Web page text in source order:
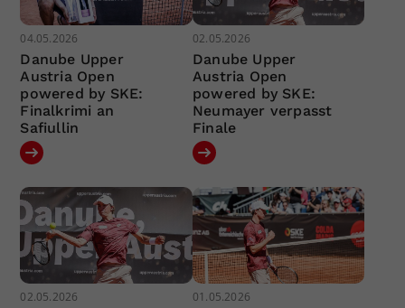
04.05.2026
Danube Upper
Austria Open
powered by SKE:
Finalkrimi an
Safiullin
02.05.2026
Danube Upper
Austria Open
powered by SKE:
Neumayer verpasst
Finale
02.05.2026 01.05.2026